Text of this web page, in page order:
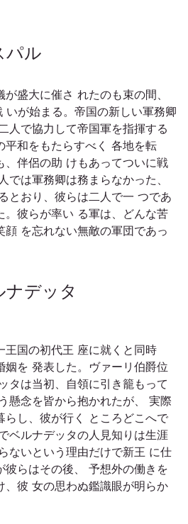
パル
盛大に催さ れたのも束の間、
いが始まる。帝国の新しい軍務卿
人で協力して帝国軍を指揮する
平和をもたらすべく 各地を転
、伴侶の助 けもあってついに戦
では軍務卿は務まらなかった、
とおり、彼らは二人で一 つであ
。彼らが率い る軍は、どんな苦
を忘れない無敵の軍団であっ
デッタ
王国の初代王 座に就くと同時
姻を 発表した。ヴァーリ伯爵位
タは当初、自領に引き籠もって
懸念を皆から抱かれたが、 実際
らし、彼が行く ところどこへで
ベルナデッタの人見知りは生涯
ないという理由だけで新王 に仕
彼らはその後、 予想外の働きを
、彼 女の思わぬ鑑識眼が明らか